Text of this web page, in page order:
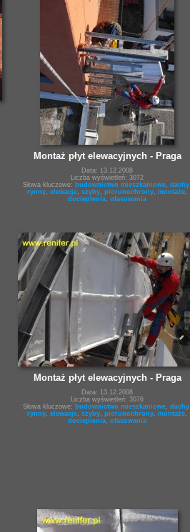
Montaż płyt elewacyjnych - Praga
Data: 13.12.2008
Liczba wyświetleń: 3072
Słowa kluczowe: budownictwo mieszkaniowe dachy
rynny elewacje szyby piorunochrony montaże
docieplenia ofasowania
Montaż płyt elewacyjnych - Praga
Data: 13.12.2008
Liczba wyświetleń: 3076
Słowa kluczowe: budownictwo mieszkaniowe dachy
rynny elewacje szyby piorunochrony montaże
docieplenia ofasowania